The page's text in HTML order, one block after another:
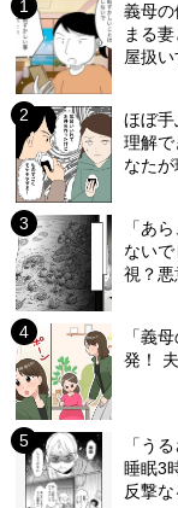
義母
まる
屋扱い
ほぼ
理解
なたが
「あ
ない
視？
「義
発！
「う
睡眠3
反撃な